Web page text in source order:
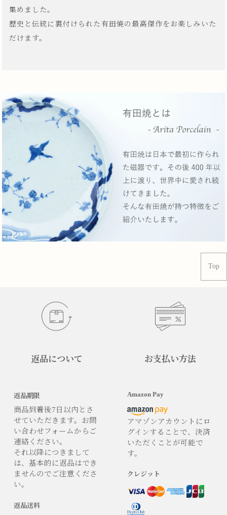
集めました。
歴史と伝統に裏付けられた有田焼の最高傑作をお楽しみいた
だけます。
Top
返品について
返品期限
商品到着後7日以内とさ
せていただきます。お問
い合わせフォームからご
連絡ください。
それ以降につきまして
は、基本的に返品はでき
ませんのでご注意くださ
い。
返品送料
お支払い方法
Amazon Pay
アマゾンアカウントにロ
グインすることで、決済
いただくことが可能で
す。
クレジット